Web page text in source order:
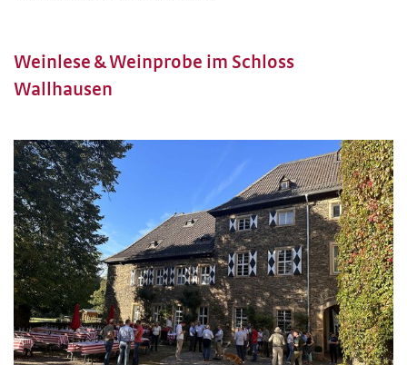
Weinlese & Weinprobe im Schloss
Wallhausen